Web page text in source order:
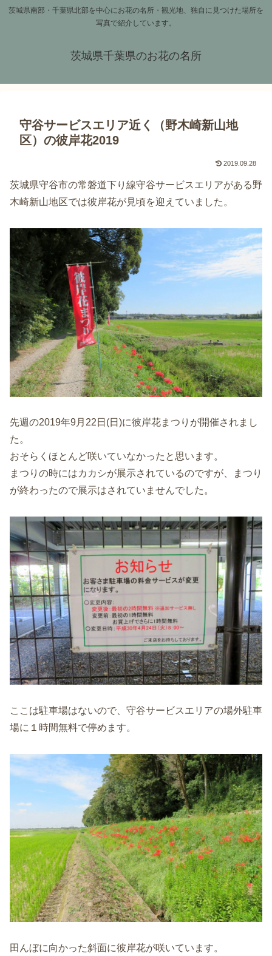
茨城県南部・千葉県北部を中心にお花の名所・観光地、独自に見つけた場所を
写真で紹介しています。
茨城県千葉県のお花の名所
守谷サービスエリア近く（野木崎新山地
区）の彼岸花2019
2019.09.28
茨城県守谷市の常磐道下り線守谷サービスエリアがある野
木崎新山地区では彼岸花が見頃を迎えていました。
先週の2019年9月22日(日)に彼岸花まつりが開催されまし
た。
おそらくほとんど咲いていなかったと思います。
まつりの時にはカカシが展示されているのですが、まつり
が終わったので展示はされていませんでした。
ここは駐車場はないので、守谷サービスエリアの場外駐車
場に１時間無料で停めます。
田んぼに向かった斜面に彼岸花が咲いています。